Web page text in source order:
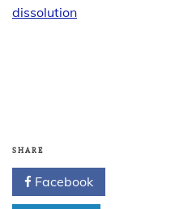
dissolution
SHARE
Facebook